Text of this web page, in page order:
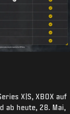
X|S, XBOX auf
ab heute, 28. Mai,